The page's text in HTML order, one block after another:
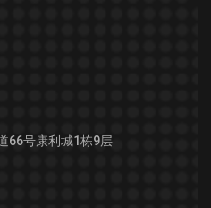
66号康利城1栋9层